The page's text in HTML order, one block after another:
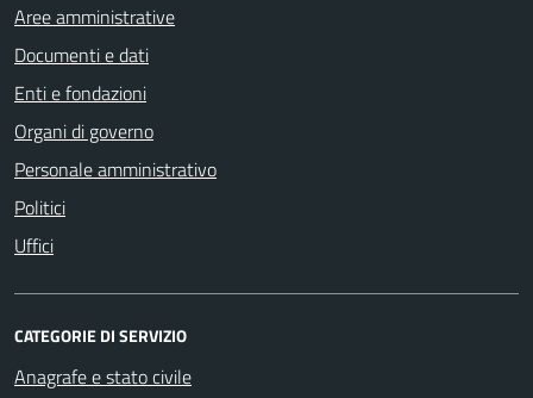
Aree amministrative
Documenti e dati
Enti e fondazioni
Organi di governo
Personale amministrativo
Politici
Uffici
CATEGORIE DI SERVIZIO
Anagrafe e stato civile